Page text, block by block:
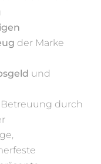
der Marke
und
durch